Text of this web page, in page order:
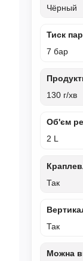
Чёрный
Тиск
7 бар
130 г/хв
Об'єм
2 L
Так
Так
Можна